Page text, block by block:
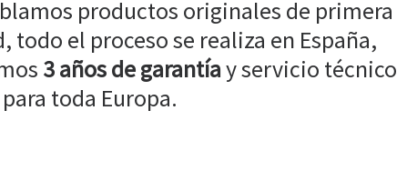
productos originales de primera
todo el proceso se realiza en España,
3 años de garantíay servicio técnico
toda Europa.